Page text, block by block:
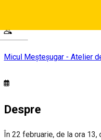
Deutsch
Micul Meșteșugar - Atelier
Despre
În 22 februarie, de la ora